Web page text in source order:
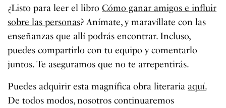
¿Listo para leer el libroCómo ganar amigos e influir
sobre las personas? Anímate, y maravíllate con las
enseñanzas que allí podrás encontrar. Incluso,
puedes compartirlo con tu equipo y comentarlo
juntos. Te aseguramos que no te arrepentirás.
Puedes adquirir esta magnífica obra literaria aquí.
De todos modos, nosotros continuaremos